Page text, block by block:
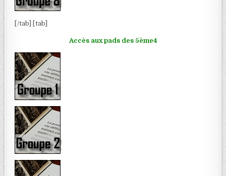
[/tab] [tab]
Accès aux pads des 5ème4